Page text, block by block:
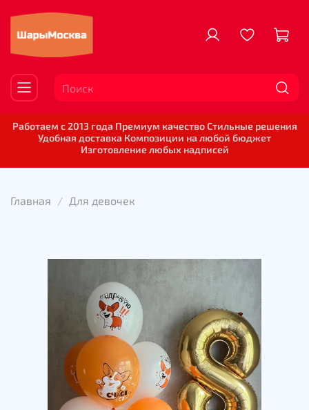
Работаем с 2013 года Премиум качество Стильные решения
Удобная доставка Композиции на любой бюджет
Изготовление любых надписей
Главная Для девочек